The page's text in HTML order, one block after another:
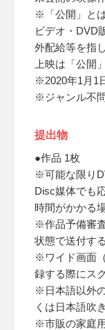
※「公開」と
ビデオ・DVD
外配給等を指
上映は「公開
※2020年1月1
※ジャンル不問
提出物
●作品 1枚
※可能な限り
Disc媒体でも
時間がかかる
※作品予備審
状態で送付す
※ワイド画面
録する際にス
※日本語以外
くは日本語吹
※市販の家庭